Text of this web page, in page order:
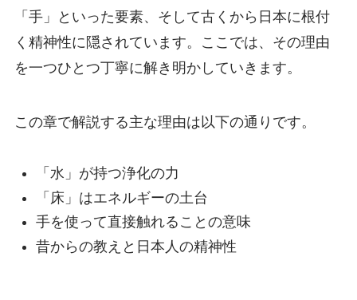
「手」といった要素、そして古くから日本に根付
く精神性に隠されています。ここでは、その理由
を一つひとつ丁寧に解き明かしていきます。
この章で解説する主な理由は以下の通りです。
「水」が持つ浄化の力
「床」はエネルギーの土台
手を使って直接触れることの意味
昔からの教えと日本人の精神性